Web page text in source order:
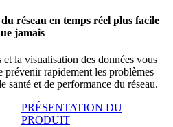
réseau en temps réel plus facile
jamais
et la visualisation des données vous
prévenir rapidement les problèmes
santé et de performance du réseau.
PRÉSENTATION DU
PRODUIT